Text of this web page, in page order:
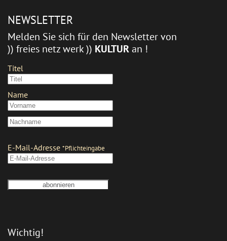
NEWSLETTER
Melden Sie sich für den Newsletter von
)) freies netz werk )) KULTURan !
Wichtig!